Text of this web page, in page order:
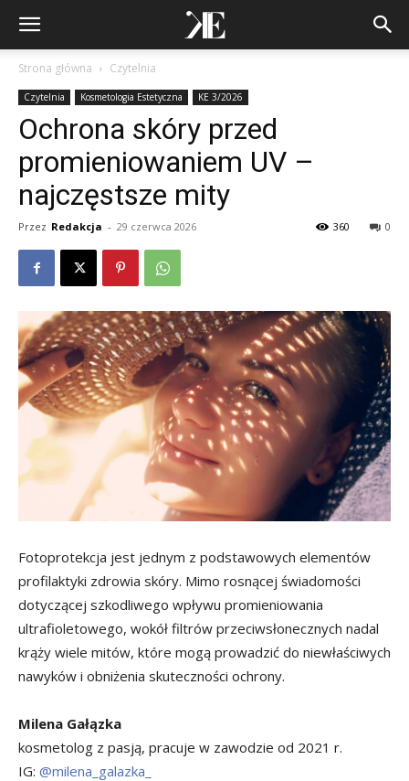
Strona główna Czytelnia
Czytelnia Kosmetologia Estetyczna KE 3/2026
Ochrona skóry przed
promieniowaniem UV –
najczęstsze mity
Przez Redakcja - 29 czerwca 2026 0
360
Fotoprotekcja jest jednym z podstawowych elementów
profilaktyki zdrowia skóry. Mimo rosnącej świadomości
dotyczącej szkodliwego wpływu promieniowania
ultrafioletowego, wokół filtrów przeciwsłonecznych nadal
krąży wiele mitów, które mogą prowadzić do niewłaściwych
nawyków i obniżenia skuteczności ochrony.
Milena Gałązka
kosmetolog z pasją, pracuje w zawodzie od 2021 r.
IG: @milena_galazka_